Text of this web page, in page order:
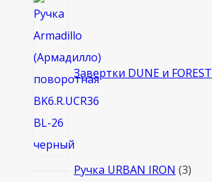
Завертки DUNE и FOREST
Ручка URBAN IRON 33